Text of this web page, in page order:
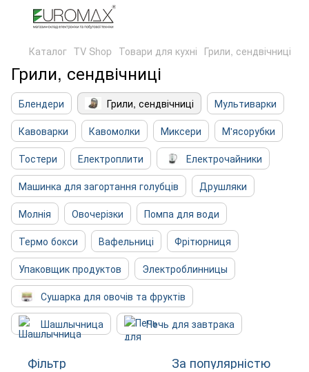
Каталог TV Shop Товари для кухні Грили, сендвічниці
Грили, сендвічниці
Блендери Грили, сендвічниці
Мультиварки
Кавоварки
Кавомолки Миксери
М'ясорубки
Тостери
Електроплити
Електрочайники
Машинка для загортання голубців
Друшляки
Молнія
Овочерізки
Помпа для води
Термо бокси
Вафельниці
Фрітюрниця
Упаковщик продуктов
Электроблинницы
Сушарка для овочів та фруктів
Шашлычница
Печь для завтрака
Фільтр За популярністю